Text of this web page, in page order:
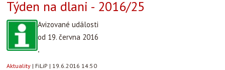
Týden na dlani - 2016/25
Avizované události
od 19. června 2016
.
Aktuality | FiLiP | 19.6.2016 14:50